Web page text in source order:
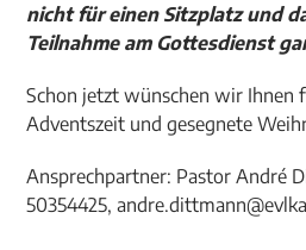
nicht für einen Sitzplatz und
Teilnahme am Gottesdienst
Schon jetzt wünschen wir Ihnen
Adventszeit und gesegnete
Ansprechpartner: Pastor André
50354425,